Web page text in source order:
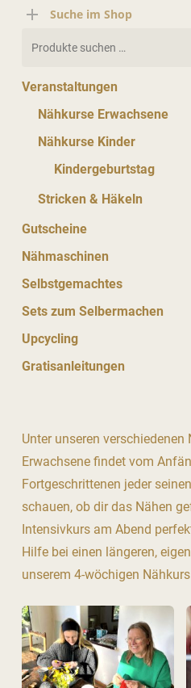
Suche im Shop
Veranstaltungen
Nähkurse Erwachsene
Nähkurse Kinder
Kindergeburtstag
Stricken & Häkeln
Gutscheine
Nähmaschinen
Selbstgemachtes
Sets zum Selbermachen
Upcycling
Gratisanleitungen
Unter unseren verschiedenen
Erwachsene findet vom
Fortgeschrittenen jeder
schauen, ob dir das Nähen
Intensivkurs am Abend
Hilfe bei einen längeren,
unserem 4-wöchigen